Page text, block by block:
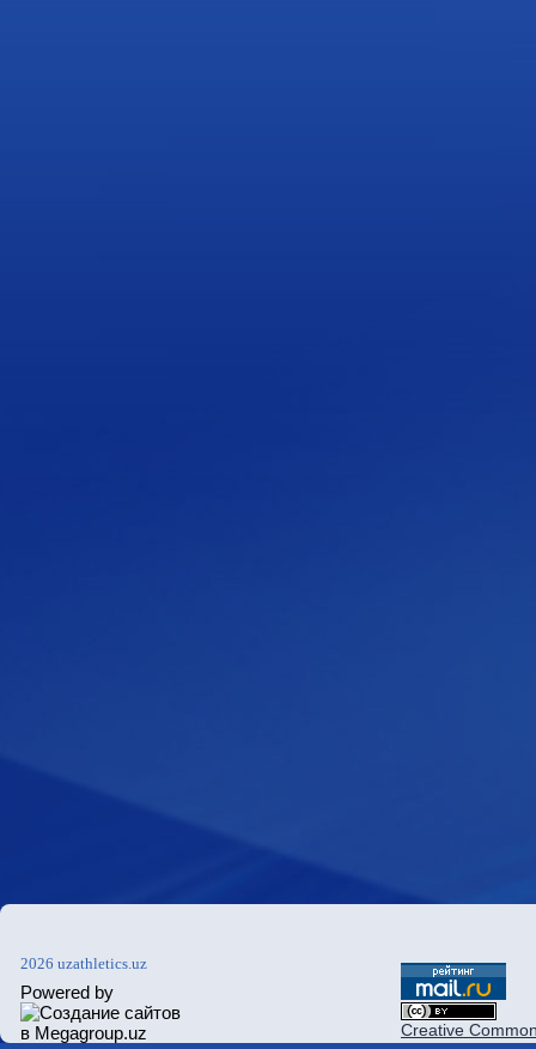
2026 uzathletics.uz
Powered by
Creative